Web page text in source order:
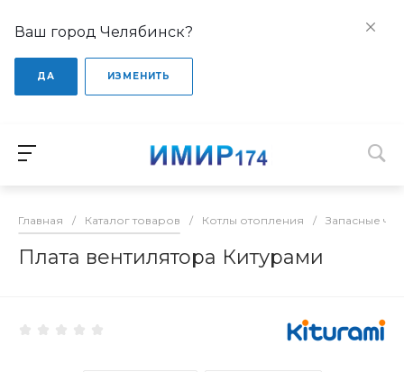
Ваш город Челябинск?
ДА ИЗМЕНИТЬ
Главная / Каталог товаров / Котлы отопления / Запасные
Плата вентилятора Китурами